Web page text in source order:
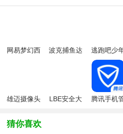
网易梦幻西
波克捕鱼达
逃跑吧少
九游版最新
版
雄迈摄像头
眼app
LBE安全大
腾讯手机
猜你喜欢